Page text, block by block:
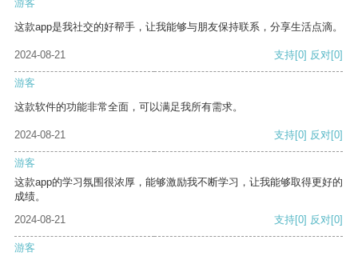
游客
这款app是我社交的好帮手，让我能够与朋友保持联系，分享生活点滴。
2024-08-21 支持[0] 反对[0]
游客
这款软件的功能非常全面，可以满足我所有需求。
2024-08-21 支持[0] 反对[0]
游客
这款app的学习氛围很浓厚，能够激励我不断学习，让我能够取得更好的
成绩。
2024-08-21
支持[0] 反对[0]
游客